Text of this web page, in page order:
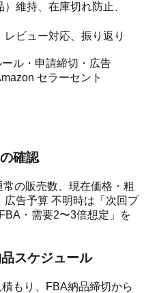
維持、在庫切れ防止、
ビュー対応、振り返り
ル・申請締切・広告
セラーセント
確認
の販売数、現在価格・粗
告予算 不明時は「次回プ
・需要2〜3倍想定」を
スケジュール
もり、FBA納品締切から